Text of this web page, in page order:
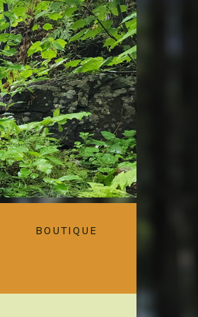
BOUTIQUE